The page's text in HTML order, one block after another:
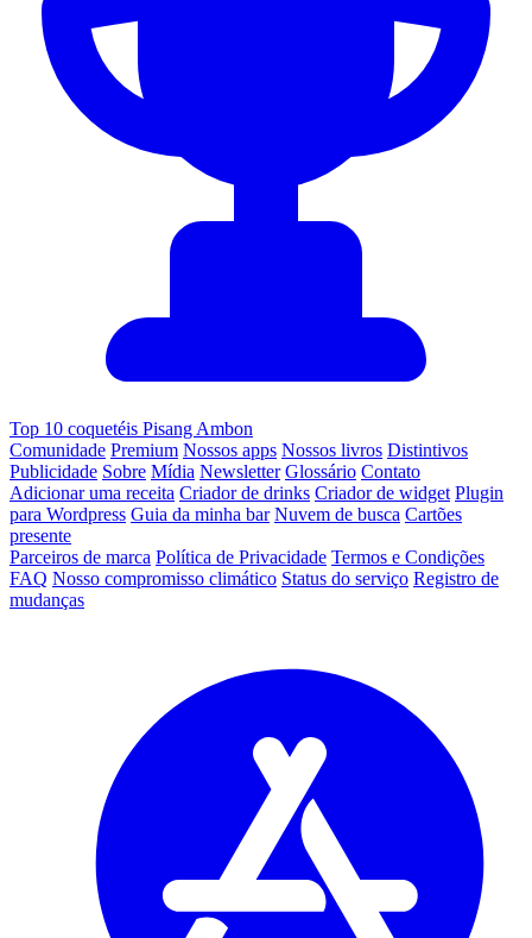
Top 10 coquetéis Pisang Ambon
Comunidade Premium Nossos apps Nossos livros Distintivos
Publicidade Sobre Mídia Newsletter Glossário Contato
Adicionar uma receita Criador de drinks Criador de widget Plugin
para Wordpress Guia da minha bar Nuvem de busca Cartões
presente
Parceiros de marca Política de Privacidade Termos e Condições
FAQ Nosso compromisso climático Status do serviço Registro de
mudanças